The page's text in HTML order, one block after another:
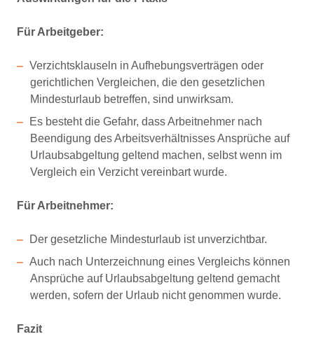
Für Arbeitgeber:
Verzichtsklauseln in Aufhebungsverträgen oder
gerichtlichen Vergleichen, die den gesetzlichen
Mindesturlaub betreffen, sind unwirksam.
Es besteht die Gefahr, dass Arbeitnehmer nach
Beendigung des Arbeitsverhältnisses Ansprüche auf
Urlaubsabgeltung geltend machen, selbst wenn im
Vergleich ein Verzicht vereinbart wurde.
Für Arbeitnehmer:
Der gesetzliche Mindesturlaub ist unverzichtbar.
Auch nach Unterzeichnung eines Vergleichs können
Ansprüche auf Urlaubsabgeltung geltend gemacht
werden, sofern der Urlaub nicht genommen wurde.
Fazit